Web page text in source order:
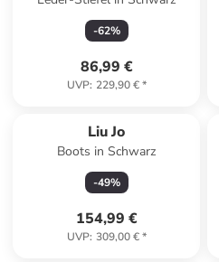
-62%
86,99 €
UVP: 229,90 €*
Liu Jo
Boots in Schwarz
-49%
154,99 €
UVP: 309,00 €*